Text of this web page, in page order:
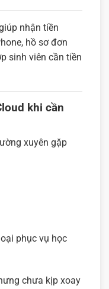
nhận tiền
hồ sơ đơn
sinh viên cần tiền
khi cần
xuyên gặp
phục vụ học
chưa kịp xoay